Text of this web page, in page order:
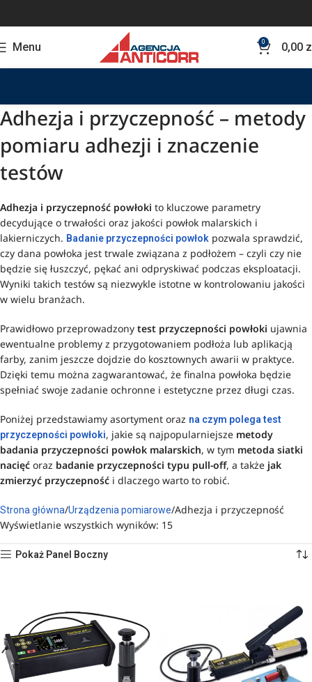
Menu 0 0,00
Adhezja i przyczepność – metody
pomiaru adhezji i znaczenie
testów
Adhezja i przyczepność powłoki to kluczowe parametry
decydujące o trwałości oraz jakości powłok malarskich i
lakierniczych. Badanie przyczepności powłok pozwala sprawdzić,
czy dana powłoka jest trwale związana z podłożem – czyli czy nie
będzie się łuszczyć, pękać ani odpryskiwać podczas eksploatacji.
Wyniki takich testów są niezwykle istotne w kontrolowaniu jakości
w wielu branżach.
Prawidłowo przeprowadzony test przyczepności powłoki ujawnia
ewentualne problemy z przygotowaniem podłoża lub aplikacją
farby, zanim jeszcze dojdzie do kosztownych awarii w praktyce.
Dzięki temu można zagwarantować, że finalna powłoka będzie
spełniać swoje zadanie ochronne i estetyczne przez długi czas.
Poniżej przedstawiamy asortyment oraz na czym polega test
przyczepności powłoki, jakie są najpopularniejsze metody
badania przyczepności powłok malarskich, w tym metoda siatki
nacięć oraz badanie przyczepności typu pull-off, a także jak
zmierzyć przyczepność i dlaczego warto to robić.
Strona główna Urządzenia pomiarowe Adhezja i przyczepność
Wyświetlanie wszystkich wyników: 15
Pokaż Panel Boczny